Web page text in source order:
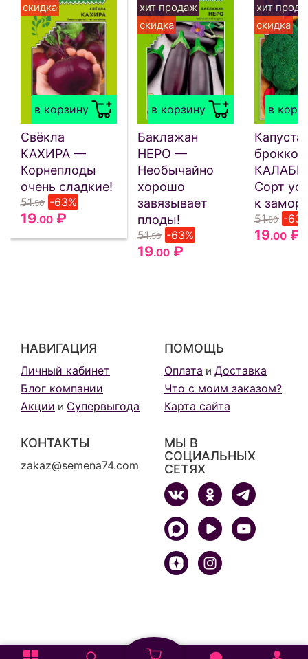
в корзину
скидка
Свёкла
КАХИРА —
Корнеплоды
очень сладкие!
51.50 -63%
19.00 ₽
в корзину
хит продаж
скидка
Баклажан
НЕРО —
Необычайно
хорошо
завязывает
плоды!
51.50 -63%
19.00 ₽
в
хит
скидка
Капуста
Сорт
к
51.50 -
19.00 ₽
НАВИГАЦИЯ
Личный кабинет
Блог компании
Акции и Супервыгода
ПОМОЩЬ
Оплата и Доставка
Что с моим заказом?
Карта сайта
КОНТАКТЫ
zakaz@semena74.com
МЫ В
СОЦИАЛЬНЫХ
СЕТЯХ